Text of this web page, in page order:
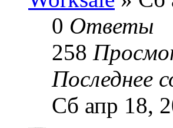
0 Ответы
258
Последнее
Сб апр 18,